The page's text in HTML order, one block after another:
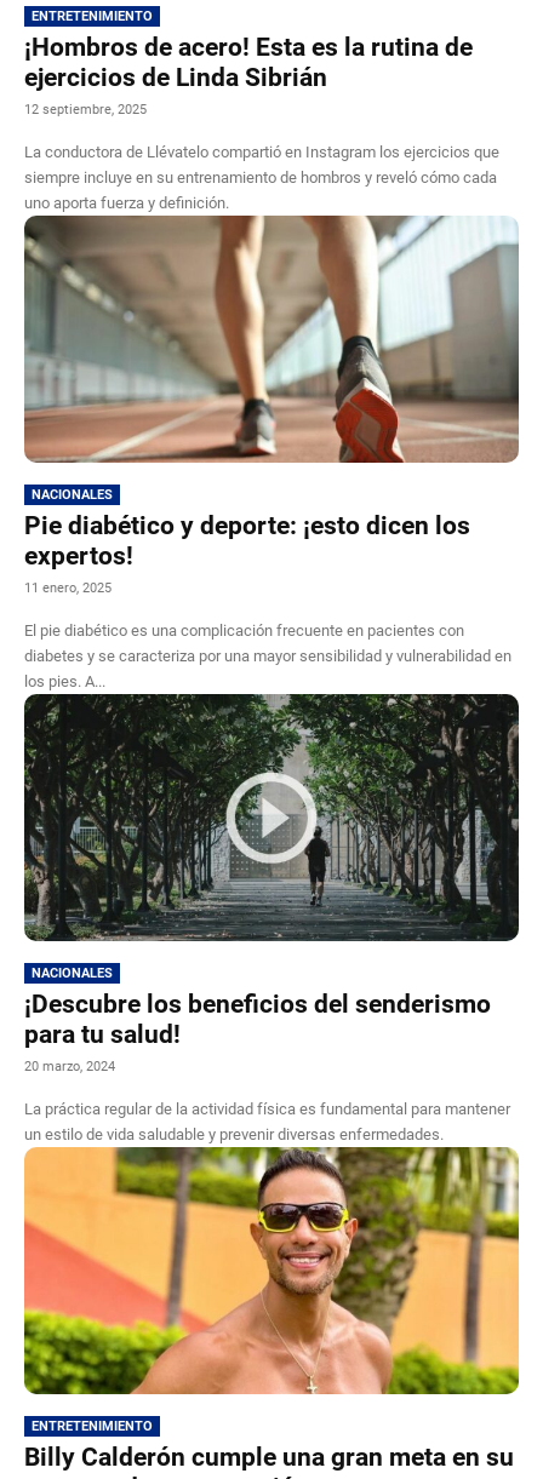
ENTRETENIMIENTO
¡Hombros de acero! Esta es la rutina de
ejercicios de Linda Sibrián
12 septiembre, 2025
La conductora de Llévatelo compartió en Instagram los ejercicios que
siempre incluye en su entrenamiento de hombros y reveló cómo cada
uno aporta fuerza y definición.
NACIONALES
Pie diabético y deporte: ¡esto dicen los
expertos!
11 enero, 2025
El pie diabético es una complicación frecuente en pacientes con
diabetes y se caracteriza por una mayor sensibilidad y vulnerabilidad en
los pies. A...
NACIONALES
¡Descubre los beneficios del senderismo
para tu salud!
20 marzo, 2024
La práctica regular de la actividad física es fundamental para mantener
un estilo de vida saludable y prevenir diversas enfermedades.
ENTRETENIMIENTO
Billy Calderón cumple una gran meta en su